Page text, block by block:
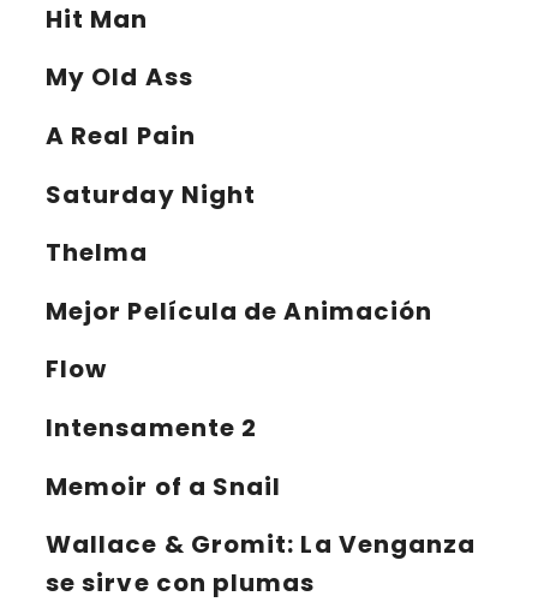
Hit Man
My Old Ass
A Real Pain
Saturday Night
Thelma
Mejor Película de Animación
Flow
Intensamente 2
Memoir of a Snail
Wallace & Gromit: La Venganza
se sirve con plumas